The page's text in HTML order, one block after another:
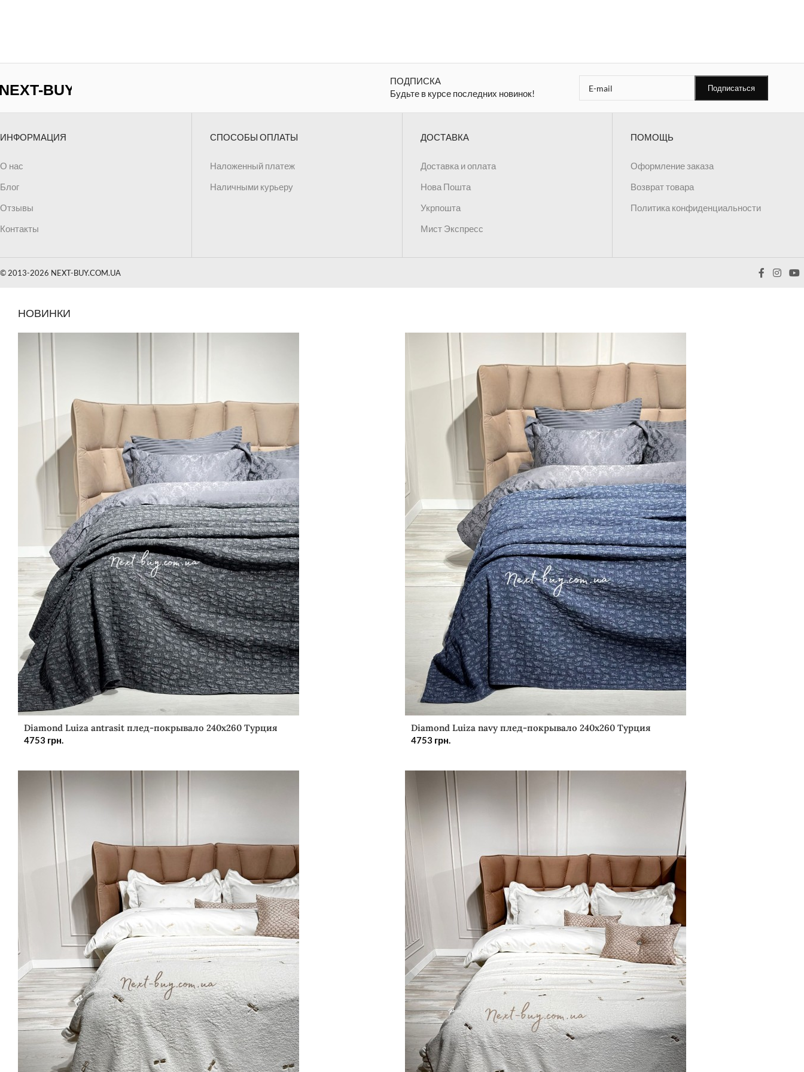
ПОДПИСКА
Будьте в курсе последних новинок!
ИНФОРМАЦИЯ
О нас
Блог
Отзывы
Контакты
СПОСОБЫ ОПЛАТЫ
Наложенный платеж
Наличными курьеру
ДОСТАВКА
Доставка и оплата
Нова Пошта
Укрпошта
Мист Экспресс
ПОМОЩЬ
Оформление заказа
Возврат товара
Политика конфиденциальности
© 2013-2026 NEXT-BUY.COM.UA
НОВИНКИ
Diamond Luiza antrasit плед-покрывало 240х260 Турция
4753 грн.
Diamond Luiza navy плед-покрывало 240х260 Турция
4753 грн.